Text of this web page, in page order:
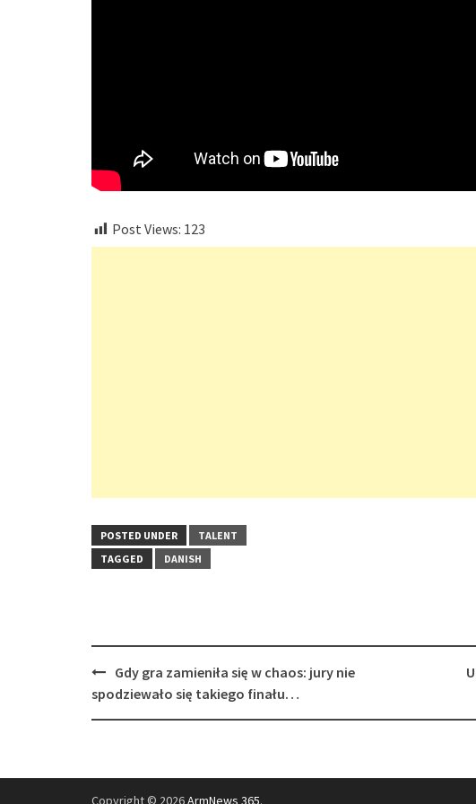
Post Views: 123
POSTED UNDER
TALENT
TAGGED
DANISH
Post
navigation
Gdy gra zamieniła się w chaos: jury nie
spodziewało się takiego finału…
Copyright © 2026ArmNews 365.